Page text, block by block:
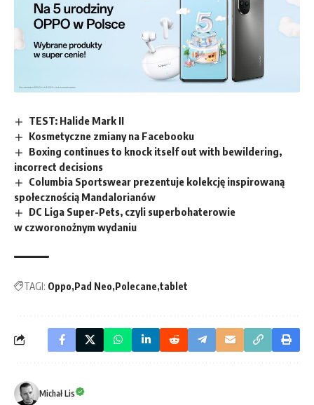
TEST: Halide Mark II
Kosmetyczne zmiany na Facebooku
Boxing continues to knock itself out with bewildering,
incorrect decisions
Columbia Sportswear prezentuje kolekcję inspirowaną
społecznością Mandalorianów
DC Liga Super-Pets, czyli superbohaterowie
w czworonożnym wydaniu
TAGI: Oppo Pad Neo Polecane tablet
Michał Lis